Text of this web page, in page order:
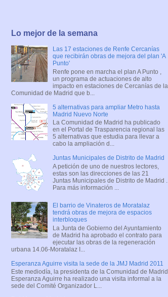
Lo mejor de la semana
Las 17 estaciones de Renfe Cercanías
que recibirán obras de mejora del plan 'A
Punto'
Renfe pone en marcha el plan A Punto ,
un programa de actuaciones de alto
impacto en estaciones de Cercanías de la
Comunidad de Madrid que b...
5 alternativas para ampliar Metro hasta
Madrid Nuevo Norte
La Comunidad de Madrid ha publicado
en el Portal de Trasparencia regional las
5 alternativas que estudia para llevar a
cabo la ampliación d...
Juntas Municipales de Distrito de Madrid
A petición de uno de nuestros lectores,
estas son las direcciones de las 21
Juntas Municipales de Distrito de Madrid .
Para más información ...
El barrio de Vinateros de Moratalaz
tendrá obras de mejora de espacios
interbloques
La Junta de Gobierno del Ayuntamiento
de Madrid ha aprobado el contrato para
ejecutar las obras de la regeneración
urbana 14.06-Moratalaz I...
Esperanza Aguirre visita la sede de la JMJ Madrid 2011
Este mediodía, la presidenta de la Comunidad de Madrid
Esperanza Aguirre ha realizado una visita informal a la
sede del Comité Organizador L...